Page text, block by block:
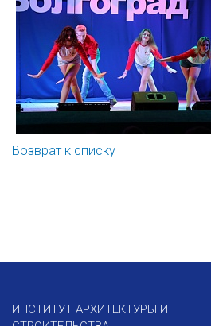
Возврат к списку
ИНСТИТУТ АРХИТЕКТУРЫ И